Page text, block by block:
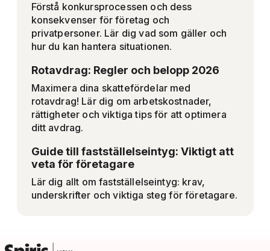
Förstå konkursprocessen och dess
konsekvenser för företag och
privatpersoner. Lär dig vad som gäller och
hur du kan hantera situationen.
Rotavdrag: Regler och belopp 2026
Maximera dina skattefördelar med
rotavdrag! Lär dig om arbetskostnader,
rättigheter och viktiga tips för att optimera
ditt avdrag.
Guide till fastställelseintyg: Viktigt att
veta för företagare
Lär dig allt om fastställelseintyg: krav,
underskrifter och viktiga steg för företagare.